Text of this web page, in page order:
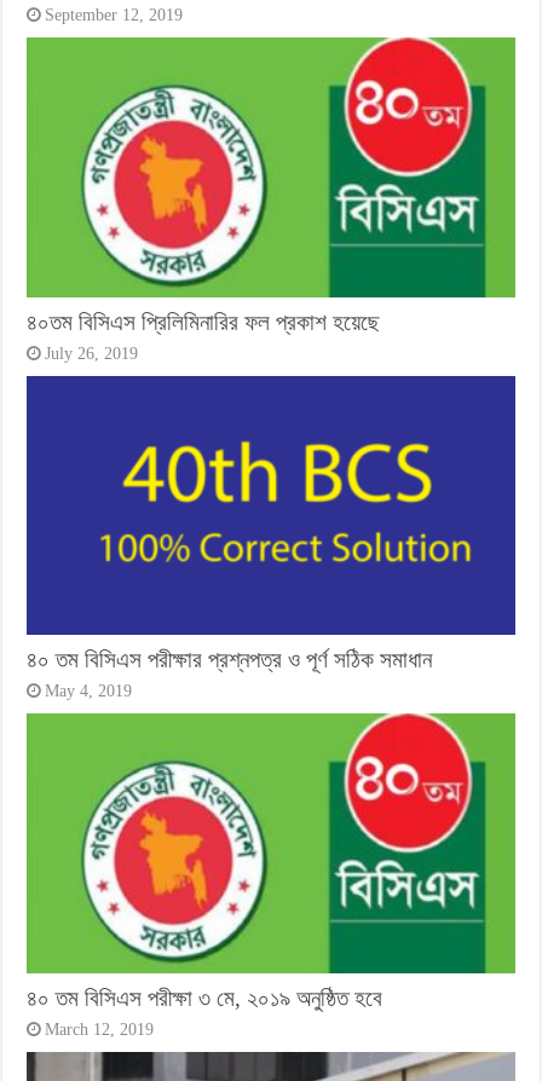
September 12, 2019
৪০তম বিসিএস প্রিলিমিনারির ফল প্রকাশ হয়েছে
July 26, 2019
৪০ তম বিসিএস পরীক্ষার প্রশ্নপত্র ও পূর্ণ সঠিক সমাধান
May 4, 2019
৪০ তম বিসিএস পরীক্ষা ৩ মে, ২০১৯ অনুষ্ঠিত হবে
March 12, 2019